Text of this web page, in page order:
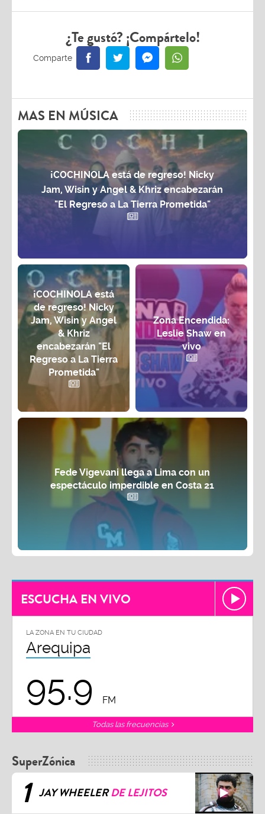
¿Te gustó? ¡Compártelo!
MAS EN MÚSICA
¡COCHINOLA está de regreso! Nicky
Jam, Wisin y Angel & Khriz encabezarán
"El Regreso a La Tierra Prometida"
¡COCHINOLA está
de regreso! Nicky
Jam, Wisin y Angel
& Khriz
encabezarán "El
Regreso a La Tierra
Prometida"
Zona Encendida:
Leslie Shaw en
vivo
Fede Vigevani llega a Lima con un
espectáculo imperdible en Costa 21
ESCUCHA EN VIVO
LA ZONA EN TU CIUDAD
Arequipa
95.9 FM
Todas las frecuencias
SuperZónica
1 JAY WHEELERDE LEJITOS